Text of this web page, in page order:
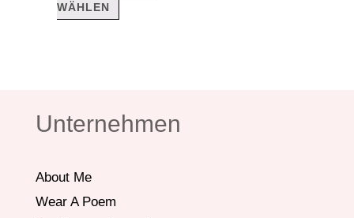
WÄHLEN
Unternehmen
About Me
Wear A Poem